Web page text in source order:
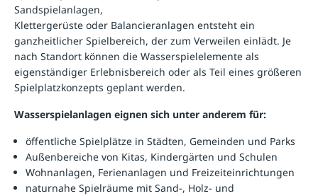
Sandspielanlagen,
Klettergerüste oder Balancieranlagen entsteht ein
ganzheitlicher Spielbereich, der zum Verweilen einlädt. Je
nach Standort können die Wasserspielelemente als
eigenständiger Erlebnisbereich oder als Teil eines größeren
Spielplatzkonzepts geplant werden.
Wasserspielanlagen eignen sich unter anderem für:
öffentliche Spielplätze in Städten, Gemeinden und Parks
Außenbereiche von Kitas, Kindergärten und Schulen
Wohnanlagen, Ferienanlagen und Freizeiteinrichtungen
naturnahe Spielräume mit Sand-, Holz- und